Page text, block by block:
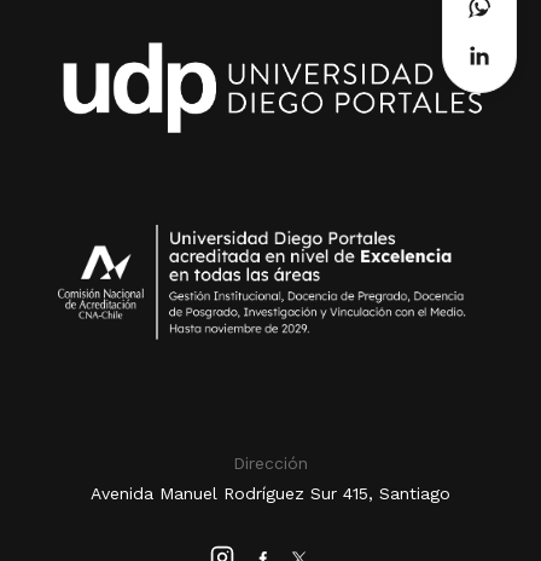
Dirección
Avenida Manuel Rodríguez Sur 415, Santiago